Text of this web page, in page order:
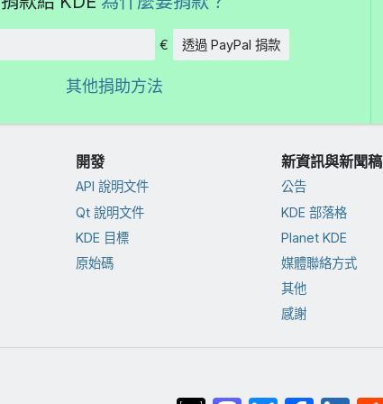
€ 透過 PayPal 捐款
其他捐助方法
開發
API 說明文件
Qt 說明文件
KDE 目標
原始碼
新資訊與新聞稿
公告
KDE 部落格
Planet KDE
媒體聯絡方式
其他
感謝